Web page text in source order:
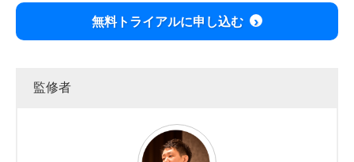
無料トライアルに申し込む
監修者